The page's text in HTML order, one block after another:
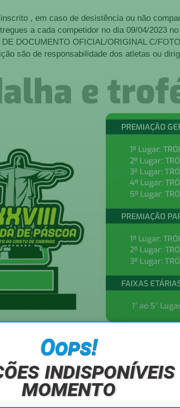
, em caso de desistência ou não
a cada competidor no dia 09/04/2023
DOCUMENTO OFICIAL/ORIGINAL C/
são de responsabilidade dos atletas ou
Oops!
indisponíveis
momento